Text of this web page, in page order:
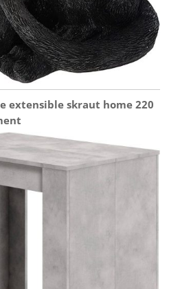
extensible skraut home 220